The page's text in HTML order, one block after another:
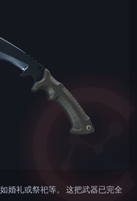
婚礼或祭祀等。 这把武器已完全